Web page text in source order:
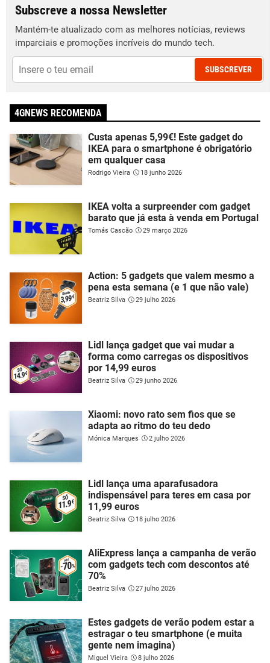
Subscreve a nossa Newsletter
Mantém-te atualizado com as melhores notícias, reviews
imparciais e promoções incríveis do mundo tech.
SUBSCREVER
4GNEWS RECOMENDA
Custa apenas 5,99€! Este gadget do
IKEA para o smartphone é obrigatório
em qualquer casa
Rodrigo Vieira 18 junho 2026
IKEA volta a surpreender com gadget
barato que já esta à venda em Portugal
Tomás Cascão 29 março 2026
Action: 5 gadgets que valem mesmo a
pena esta semana (e 1 que não vale)
Beatriz Silva 29 julho 2026
Lidl lança gadget que vai mudar a
forma como carregas os dispositivos
por 14,99 euros
Beatriz Silva 29 junho 2026
Xiaomi: novo rato sem fios que se
adapta ao ritmo do teu dedo
Mónica Marques 2 julho 2026
Lidl lança uma aparafusadora
indispensável para teres em casa por
11,99 euros
Beatriz Silva 18 julho 2026
AliExpress lança a campanha de verão
com gadgets tech com descontos até
70%
Beatriz Silva 27 julho 2026
Estes gadgets de verão podem estar a
estragar o teu smartphone (e muita
gente nem imagina)
Miguel Vieira 8 julho 2026